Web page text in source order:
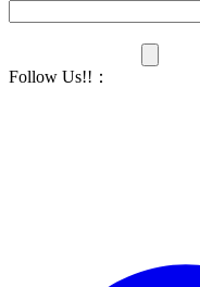
Follow Us!! ：